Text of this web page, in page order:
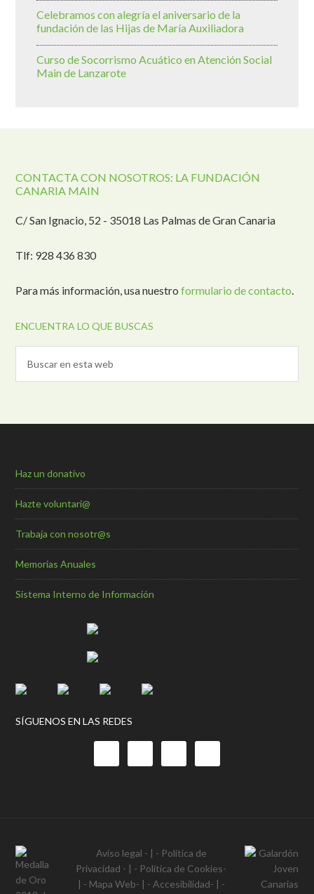
Celebramos con alegría el aniversario de la
fundación de las Hijas de María Auxiliadora
Curso de Socorrismo Acuático en Atención Social
Main de Lanzarote
CONTACTA CON NOSOTROS: LA FUNDACIÓN
CANARIA MAIN
C/ San Ignacio, 52 - 35018 Las Palmas de Gran Canaria
Tlf: 928 436 830
Para más información, usa nuestroformulario de contacto.
ENCUENTRA LO QUE BUSCAS
Haz un donativo
Hazte voluntari@
Trabaja con nosotr@s
Memorias Anuales
Sistema Interno de Información
SÍGUENOS EN LAS REDES
Aviso legal - | - Política de
Privacidad - | - Política de Cookies-
| - Mapa Web- | - Accesibilidad- | -